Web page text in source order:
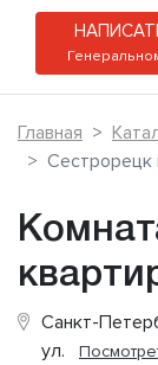
Главная
Сестрорецк
Санкт-
ул.